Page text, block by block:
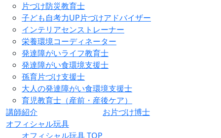
片づけ防災教育士
子ども自考力UP片づけアドバイザー
インテリアセンストレーナー
栄養環境コーディネーター
発達障がいライフ教育士
発達障がい食環境支援士
孫育片づけ支援士
大人の発達障がい食環境支援士
育児教育士（産前・産後ケア）
講師紹介
お片づけ博士
オフィシャル玩具
オフィシャル玩具 TOP